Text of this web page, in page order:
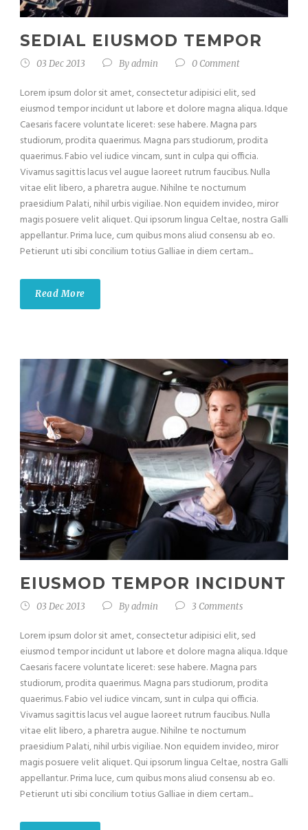
SEDIAL EIUSMOD TEMPOR
03 Dec 2013 Byadmin 0 Comment
Lorem ipsum dolor sit amet, consectetur adipisici elit, sed
eiusmod tempor incidunt ut labore et dolore magna aliqua. Idque
Caesaris facere voluntate liceret: sese habere. Magna pars
studiorum, prodita quaerimus. Magna pars studiorum, prodita
quaerimus. Fabio vel iudice vincam, sunt in culpa qui officia.
Vivamus sagittis lacus vel augue laoreet rutrum faucibus. Nulla
vitae elit libero, a pharetra augue. Nihilne te nocturnum
praesidium Palati, nihil urbis vigiliae. Non equidem invideo, miror
magis posuere velit aliquet. Qui ipsorum lingua Celtae, nostra Galli
appellantur. Prima luce, cum quibus mons aliud consensu ab eo.
Petierunt uti sibi concilium totius Galliae in diem certam...
Read More
EIUSMOD TEMPOR INCIDUNT
03 Dec 2013 Byadmin 3 Comments
Lorem ipsum dolor sit amet, consectetur adipisici elit, sed
eiusmod tempor incidunt ut labore et dolore magna aliqua. Idque
Caesaris facere voluntate liceret: sese habere. Magna pars
studiorum, prodita quaerimus. Magna pars studiorum, prodita
quaerimus. Fabio vel iudice vincam, sunt in culpa qui officia.
Vivamus sagittis lacus vel augue laoreet rutrum faucibus. Nulla
vitae elit libero, a pharetra augue. Nihilne te nocturnum
praesidium Palati, nihil urbis vigiliae. Non equidem invideo, miror
magis posuere velit aliquet. Qui ipsorum lingua Celtae, nostra Galli
appellantur. Prima luce, cum quibus mons aliud consensu ab eo.
Petierunt uti sibi concilium totius Galliae in diem certam...